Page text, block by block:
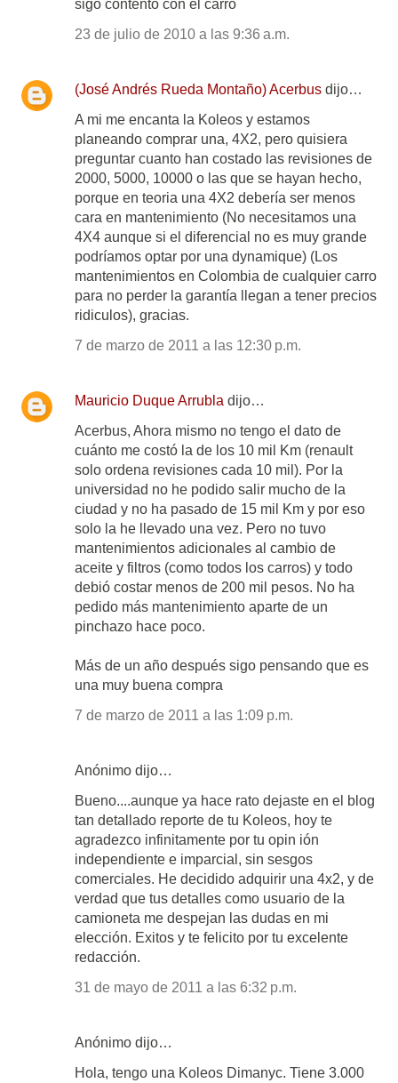
sigo contento con el carro
23 de julio de 2010 a las 9:36 a.m.
(José Andrés Rueda Montaño) Acerbus dijo…
A mi me encanta la Koleos y estamos
planeando comprar una, 4X2, pero quisiera
preguntar cuanto han costado las revisiones de
2000, 5000, 10000 o las que se hayan hecho,
porque en teoria una 4X2 debería ser menos
cara en mantenimiento (No necesitamos una
4X4 aunque si el diferencial no es muy grande
podríamos optar por una dynamique) (Los
mantenimientos en Colombia de cualquier carro
para no perder la garantía llegan a tener precios
ridiculos), gracias.
7 de marzo de 2011 a las 12:30 p.m.
Mauricio Duque Arrubla dijo…
Acerbus, Ahora mismo no tengo el dato de
cuánto me costó la de los 10 mil Km (renault
solo ordena revisiones cada 10 mil). Por la
universidad no he podido salir mucho de la
ciudad y no ha pasado de 15 mil Km y por eso
solo la he llevado una vez. Pero no tuvo
mantenimientos adicionales al cambio de
aceite y filtros (como todos los carros) y todo
debió costar menos de 200 mil pesos. No ha
pedido más mantenimiento aparte de un
pinchazo hace poco.
Más de un año después sigo pensando que es
una muy buena compra
7 de marzo de 2011 a las 1:09 p.m.
Anónimo dijo…
Bueno....aunque ya hace rato dejaste en el blog
tan detallado reporte de tu Koleos, hoy te
agradezco infinitamente por tu opin ión
independiente e imparcial, sin sesgos
comerciales. He decidido adquirir una 4x2, y de
verdad que tus detalles como usuario de la
camioneta me despejan las dudas en mi
elección. Exitos y te felicito por tu excelente
redacción.
31 de mayo de 2011 a las 6:32 p.m.
Anónimo dijo…
Hola, tengo una Koleos Dimanyc. Tiene 3.000